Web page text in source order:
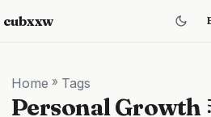
cubxxw
Home » Tags
Personal Growth